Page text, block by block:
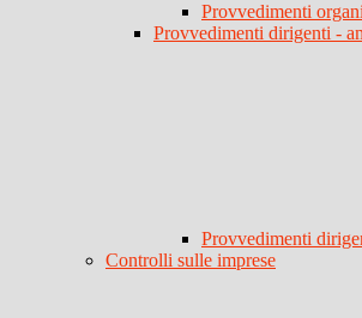
Provvedimenti
Provvedimenti dirigenti -
Provvedimenti
Controlli sulle imprese